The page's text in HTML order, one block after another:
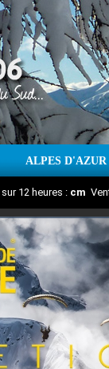
ALPES D'AZUR
: °C T° Max :°C
12 heures : cm
des stations